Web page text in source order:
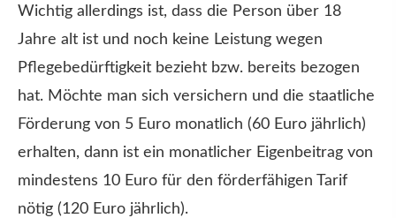
Wichtig allerdings ist, dass die Person über 18
Jahre alt ist und noch keine Leistung wegen
Pflegebedürftigkeit bezieht bzw. bereits bezogen
hat. Möchte man sich ver­sichern und die staatliche
Förderung von 5 Euro monatlich (60 Euro jährlich)
erhalten, dann ist ein monatlicher Eigenbeitrag von
mindestens 10 Euro für den förderfähigen Tarif
nötig (120 Euro jährlich).